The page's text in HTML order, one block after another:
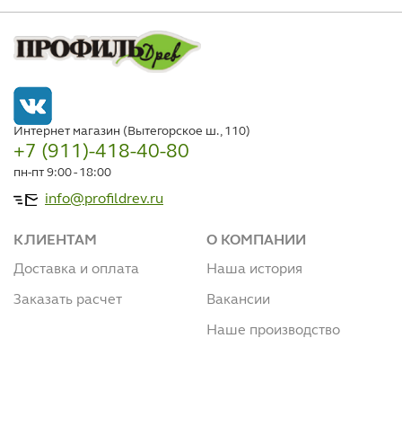
Интернет магазин (Вытегорское ш., 110)
+7 (911)-418-40-80
пн-пт 9:00 - 18:00
info@profildrev.ru
КЛИЕНТАМ
Доставка и оплата
Заказать расчет
О КОМПАНИИ
Наша история
Вакансии
Наше производство